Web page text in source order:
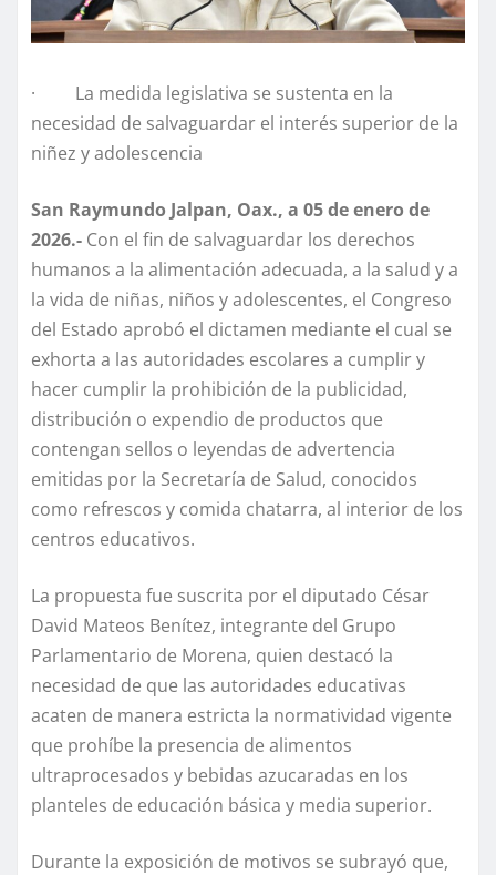
· La medida legislativa se sustenta en la
necesidad de salvaguardar el interés superior de la
niñez y adolescencia
San Raymundo Jalpan, Oax., a 05 de enero de
2026.- Con el fin de salvaguardar los derechos
humanos a la alimentación adecuada, a la salud y a
la vida de niñas, niños y adolescentes, el Congreso
del Estado aprobó el dictamen mediante el cual se
exhorta a las autoridades escolares a cumplir y
hacer cumplir la prohibición de la publicidad,
distribución o expendio de productos que
contengan sellos o leyendas de advertencia
emitidas por la Secretaría de Salud, conocidos
como refrescos y comida chatarra, al interior de los
centros educativos.
La propuesta fue suscrita por el diputado César
David Mateos Benítez, integrante del Grupo
Parlamentario de Morena, quien destacó la
necesidad de que las autoridades educativas
acaten de manera estricta la normatividad vigente
que prohíbe la presencia de alimentos
ultraprocesados y bebidas azucaradas en los
planteles de educación básica y media superior.
Durante la exposición de motivos se subrayó que,